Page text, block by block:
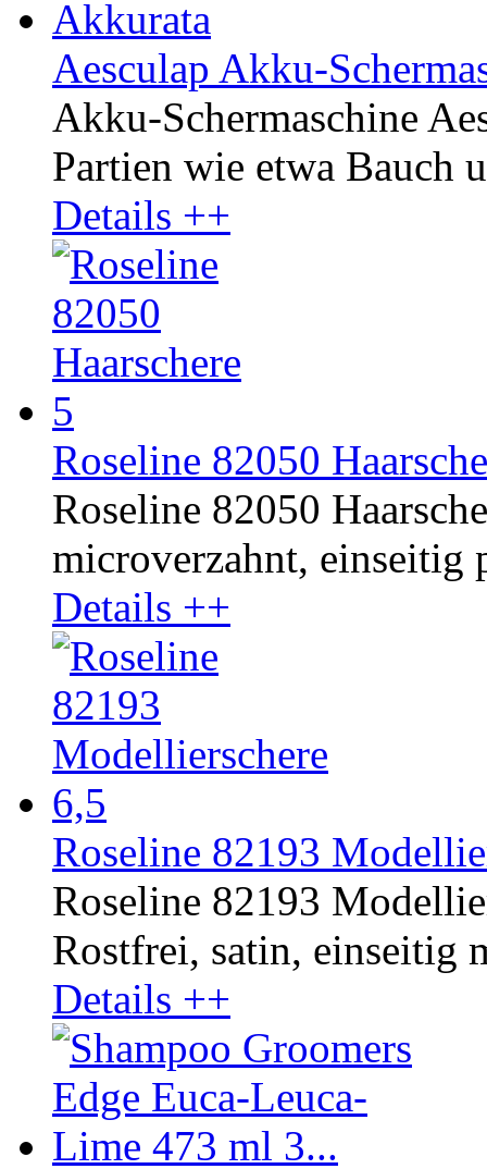
Aesculap Akku-
Akku-Schermaschine
Partien wie etwa Bauch
Details ++
Roseline 82050
Roseline 82050
microverzahnt, einseitig
Details ++
Roseline 82193
Roseline 82193
Rostfrei, satin, einseitig
Details ++